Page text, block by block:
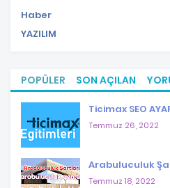
Haber
YAZILIM
POPÜLER SON AÇILAN
Ticimax SEO
Temmuz 26, 2022
Arabuluculuk
Temmuz 18, 2022